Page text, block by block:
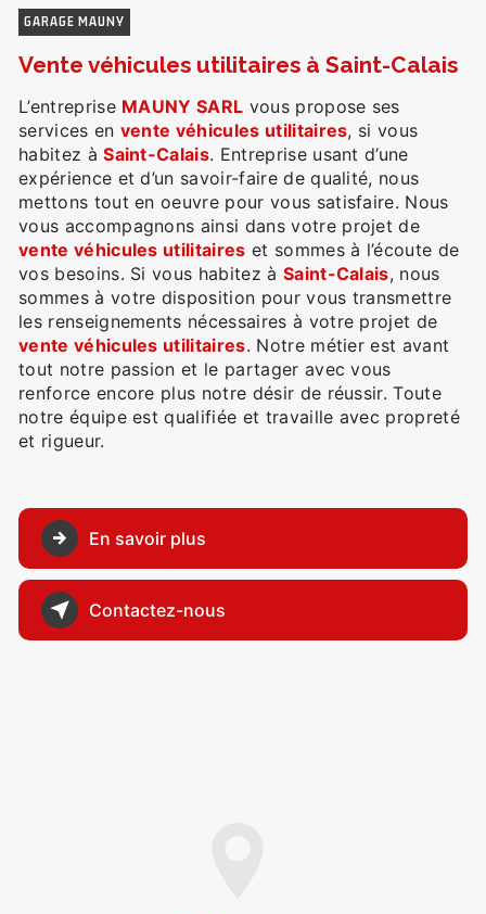
GARAGE MAUNY
vente véhicules utilitaires à Saint-Calais
L’entreprise MAUNY SARL vous propose ses
services en vente véhicules utilitaires, si vous
habitez àSaint-Calais. Entreprise usant d’une
expérience et d’un savoir-faire de qualité, nous
mettons tout en oeuvre pour vous satisfaire. Nous
vous accompagnons ainsi dans votre projet de
vente véhicules utilitaires et sommes à l’écoute de
vos besoins. Si vous habitez à Saint-Calais, nous
sommes à votre disposition pour vous transmettre
les renseignements nécessaires à votre projet de
vente véhicules utilitaires. Notre métier est avant
tout notre passion et le partager avec vous
renforce encore plus notre désir de réussir. Toute
notre équipe est qualifiée et travaille avec propreté
et rigueur.
En savoir plus
Contactez-nous